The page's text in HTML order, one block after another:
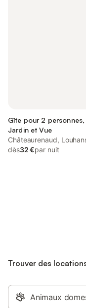
Gîte pour 2 personnes,
Jardin et Vue
Châteaurenaud,
dès32 €par nuit
Trouver des
Animaux